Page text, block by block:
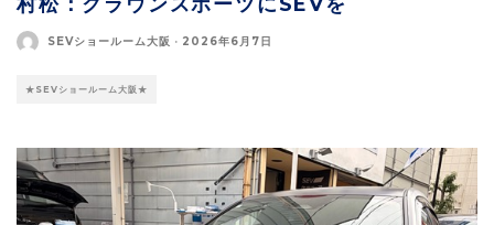
SEVショールーム大阪 · 2026年6月7日
★SEVショールーム大阪★